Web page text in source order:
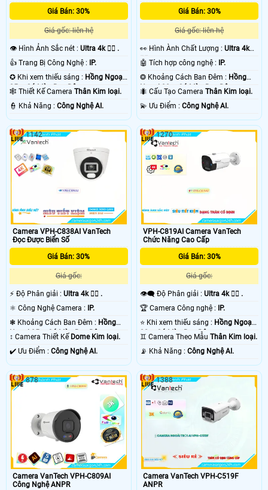
Giá Bán: 30%
Giá gốc: liên hệ
👁 Hình Ảnh Sắc nét : Ultra 4k 👍🏾 .
👍 Trang Bị Công Nghệ :
IP.
✪ Khi xem thiếu sáng : Hồng Ngoại
25m Có Màu Ban Ðêm.
🕸️ Thiết Kế Camera Thân Kim loại.
️👮 Khả Năng : Công Nghệ AI.
Giá Bán: 30%
Giá gốc: liên hệ
️👀 Hình Ành Chất Lượng :Ultra 4k
👍🏾 .
🤖️ Tích hợp công nghệ :
IP.
❂ Khoảng Cách Ban Đêm : Hồng
Ngoại 30m Có Màu Ban Ðêm.
🐜 Cấu Tạo CameraThân Kim loại.
️💫 Ưu Điểm :Công Nghệ AI.
Camera VPH-C838AI VanTech
Đọc Được Biển Số
Giá Bán: 30%
Giá gốc:
️⚡ Độ Phân giải : Ultra 4k 👍🏾 .
⚛️ Công Nghệ Camera : IP.
❃ Khoảng Cách Ban Đêm : Hồng
Ngoại 25m Có Màu Ban Ðêm.
↕️ Camera Thiết Kế Dome Kim loại.
️✔️ Ưu Điểm : Công Nghệ AI.
1142
VPH-C819AI Camera VanTech
Chức Năng Cao Cấp
Giá Bán: 30%
Giá gốc:
👁️‍🗨 Độ Phân giải :Ultra 4k 👍🏾 .
🏆 Camera Công nghệ : IP.
⭐ Khi xem thiếu sáng : Hồng Ngoại
30m Có Màu Ban Ðêm.
♊ Camera Theo MẫuThân Kim loại.
️📡 Khả Năng :Công Nghệ AI.
1270
Camera VanTech VPH-C809AI
Công Nghệ ANPR
878
Camera VanTech VPH-C519F
ANPR
1388